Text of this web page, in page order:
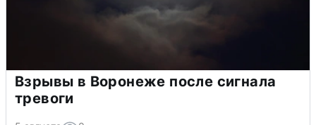
Взрывы в Воронеже после сигнала
тревоги